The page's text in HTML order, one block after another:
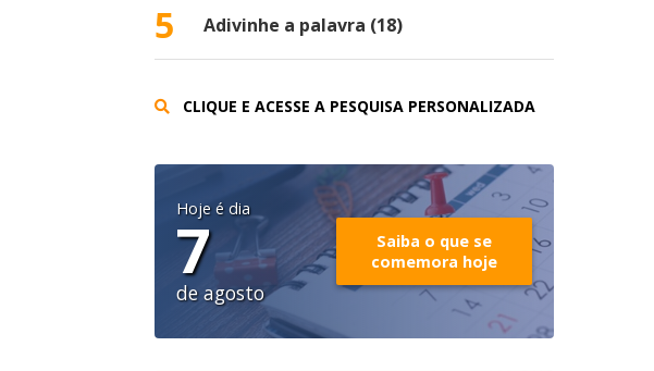
5 Adivinhe a palavra (18)
CLIQUE E ACESSE A PESQUISA PERSONALIZADA
Hoje é dia
7
de agosto
Saiba o que se
comemora hoje